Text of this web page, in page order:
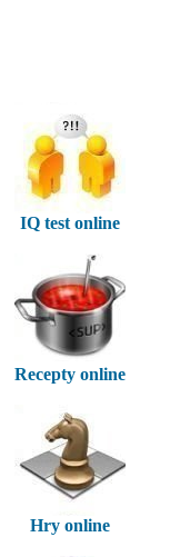
IQ test online
Recepty online
Hry online